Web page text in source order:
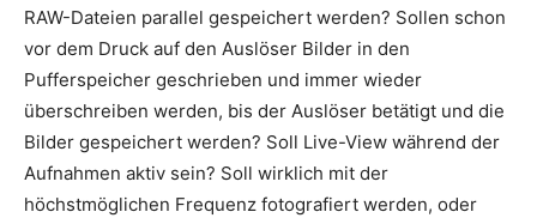
RAW-Dateien parallel gespeichert werden? Sollen schon
vor dem Druck auf den Auslöser Bilder in den
Pufferspeicher geschrieben und immer wieder
überschreiben werden, bis der Auslöser betätigt und die
Bilder gespeichert werden? Soll Live-View während der
Aufnahmen aktiv sein? Soll wirklich mit der
höchstmöglichen Frequenz fotografiert werden, oder